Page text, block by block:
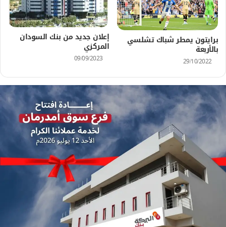
برايتون يمطر شباك تشلسي
بالأربعة
29/10/2022
إعلان جديد من بنك السودان
المركزي
09/09/2023